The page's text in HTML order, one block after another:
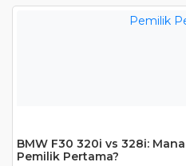
Inilah salah satu yang menjadi
mengatakan bahwa membeli
BMW F30 320i vs 328i:
Pemilik Pertama?